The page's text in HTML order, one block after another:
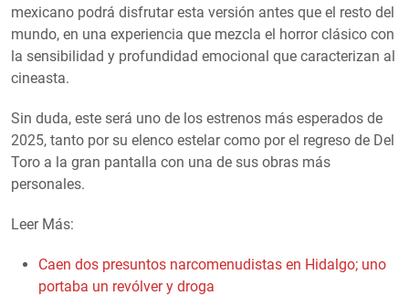
mexicano podrá disfrutar esta versión antes que el resto del
mundo, en una experiencia que mezcla el horror clásico con
la sensibilidad y profundidad emocional que caracterizan al
cineasta.
Sin duda, este será uno de los estrenos más esperados de
2025, tanto por su elenco estelar como por el regreso de Del
Toro a la gran pantalla con una de sus obras más
personales.
Leer Más:
Caen dos presuntos narcomenudistas en Hidalgo; uno
portaba un revólver y droga